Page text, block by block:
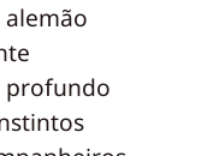
profundo